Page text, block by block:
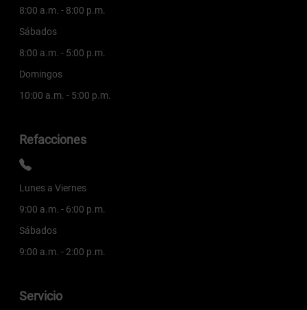
8:00 a.m. - 8:00 p.m.
Sábados
8:00 a.m. - 5:00 p.m.
Domingos
10:00 a.m. - 5:00 p.m.
Refacciones
Lunes a Viernes
9:00 a.m. - 6:00 p.m.
Sábados
9:00 a.m. - 2:00 p.m.
Servicio